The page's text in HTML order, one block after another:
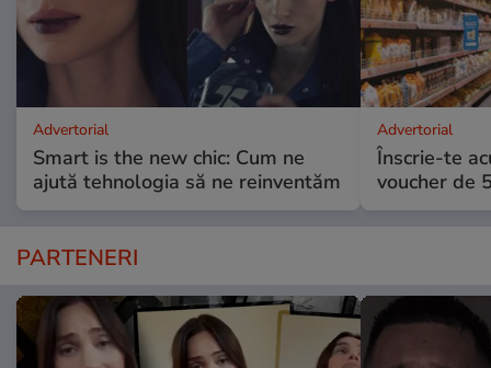
Advertorial
Smart is the new chic: Cum ne
ajută tehnologia să ne reinventăm
Advertorial
Înscrie-te
voucher de
PARTENERI